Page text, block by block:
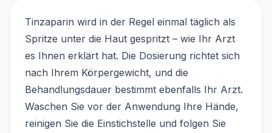
Tinzaparin wird in der Regel einmal täglich als
Spritze unter die Haut gespritzt – wie Ihr Arzt
es Ihnen erklärt hat. Die Dosierung richtet sich
nach Ihrem Körpergewicht, und die
Behandlungsdauer bestimmt ebenfalls Ihr Arzt.
Waschen Sie vor der Anwendung Ihre Hände,
reinigen Sie die Einstichstelle und folgen Sie